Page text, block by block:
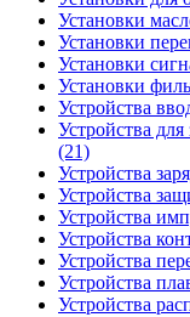
Установки
Установки
Установки
Установки
Устройства
Устройства
(21)
Устройства
Устройства
Устройства
Устройства
Устройства
Устройства
Устройства